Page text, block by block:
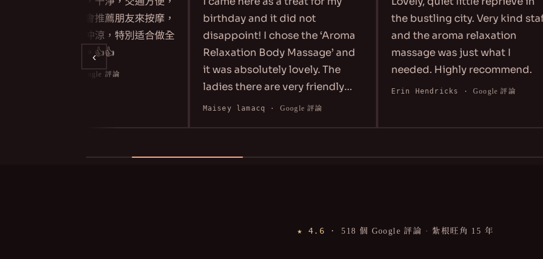
旺角地鐵上蓋，會推薦朋友來按摩，
每間房都有浴室冲涼，特別适合做全
身香薰推油項目。👍👍
Google 評論
birthday and it did not
disappoint! I chose the ‘Aroma
Relaxation Body Massage’ and
it was absolutely lovely. The
ladies there are very friendly
and offer all sorts of amenities.
to the pressure I preferred. I will
Maisey lamacq· Google 評論
the bustling city. Very kind staff
and the aroma relaxation
massage was just what I
needed. Highly recommend.
Erin Hendricks· Google 評論
‹
★ 4.6 ·518 個 Google 評論 · 紮根旺角 15 年